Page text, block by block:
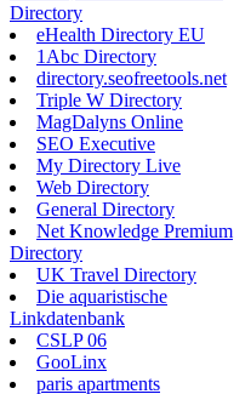
Directory
eHealth Directory EU
1Abc Directory
directory.seofreetools.net
Triple W Directory
MagDalyns Online
SEO Executive
My Directory Live
Web Directory
General Directory
Net Knowledge Premium
Directory
UK Travel Directory
Die aquaristische
Linkdatenbank
CSLP 06
GooLinx
paris apartments